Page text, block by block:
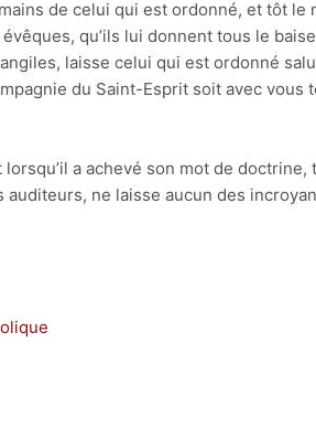
de celui qui est ordonné, et tôt le
qu’ils lui donnent tous le
laisse celui qui est ordonné
du Saint-Esprit soit avec vous
a achevé son mot de doctrine,
ne laisse aucun des